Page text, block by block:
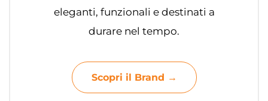
eleganti, funzionali e destinati a
durare nel tempo.
Scopri il Brand →